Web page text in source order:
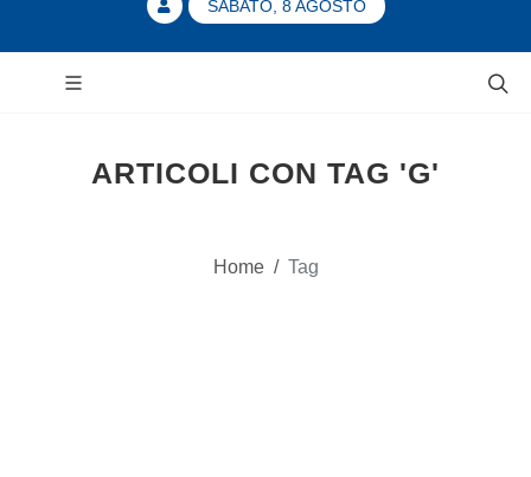
SABATO, 8 AGOSTO
ARTICOLI CON TAG 'G'
Home / Tag